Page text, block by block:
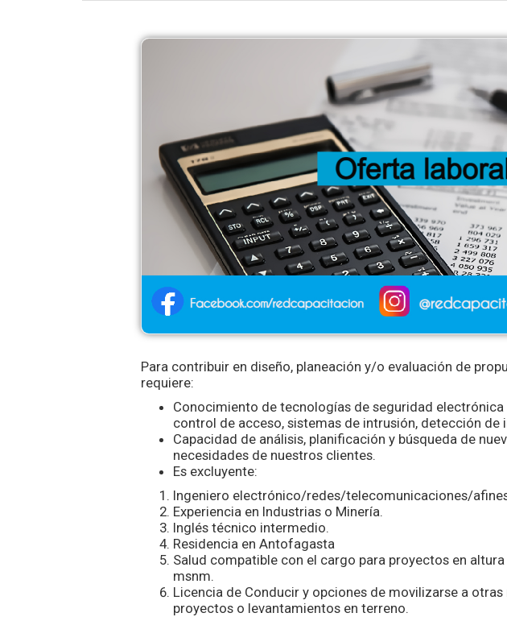
Para contribuir en diseño, planeación y/o evaluación de
requiere:
Conocimiento de tecnologías de seguridad electrónica
control de acceso, sistemas de intrusión, detección de
Capacidad de análisis, planificación y búsqueda de
necesidades de nuestros clientes.
Es excluyente:
Ingeniero electrónico/redes/telecomunicaciones/
Experiencia en Industrias o Minería.
Inglés técnico intermedio.
Residencia en Antofagasta
Salud compatible con el cargo para proyectos en
msnm.
Licencia de Conducir y opciones de movilizarse a
proyectos o levantamientos en terreno.